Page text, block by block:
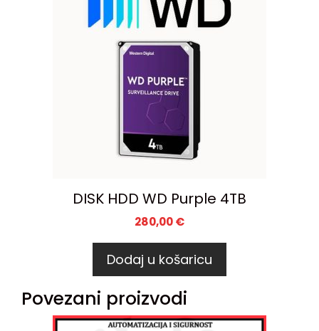
DISK HDD WD Purple 4TB
280,00€
Dodaj u košaricu
Povezani proizvodi